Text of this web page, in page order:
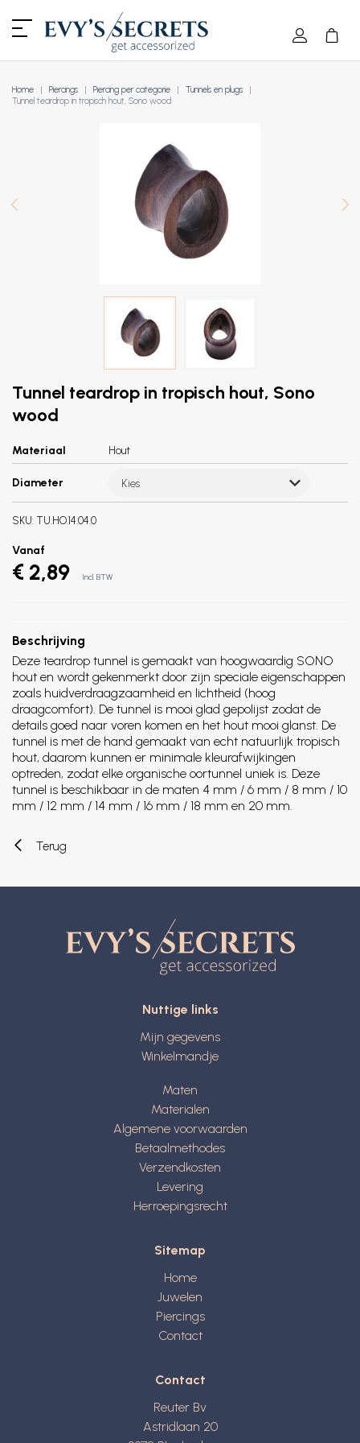
Home Piercings Piercing per categorie
Tunnels en plugs
Tunnel teardrop in tropisch hout, Sono wood
Tunnel teardrop in tropisch hout, Sono
wood
Materiaal Hout
Diameter Kies
SKU: TU.HO.14.04.0
Vanaf
€ 2,89 Incl. BTW
Beschrijving
Deze teardrop tunnel is gemaakt van hoogwaardig SONO
hout en wordt gekenmerkt door zijn speciale eigenschappen
zoals huidverdraagzaamheid en lichtheid (hoog
draagcomfort). De tunnel is mooi glad gepolijst zodat de
details goed naar voren komen en het hout mooi glanst. De
tunnel is met de hand gemaakt van echt natuurlijk tropisch
hout, daarom kunnen er minimale kleurafwijkingen
optreden, zodat elke organische oortunnel uniek is. Deze
tunnel is beschikbaar in de maten 4 mm / 6 mm / 8 mm / 10
mm / 12 mm / 14 mm / 16 mm / 18 mm en 20 mm.
Terug
Nuttige links
Mijn gegevens
Winkelmandje
Maten
Materialen
Algemene voorwaarden
Betaalmethodes
Verzendkosten
Levering
Herroepingsrecht
Sitemap
Home
Juwelen
Piercings
Contact
Contact
Reuter Bv
Astridlaan 20